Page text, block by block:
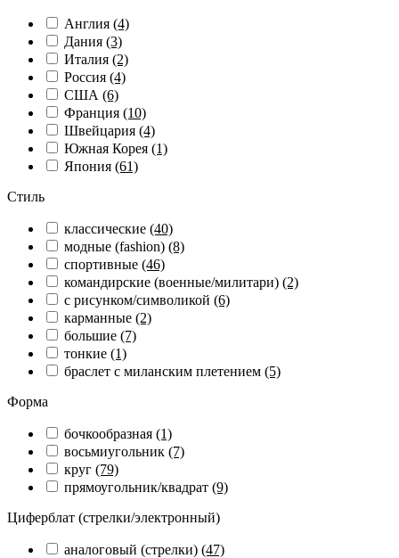
Англия (4)
Дания (3)
Италия (2)
Россия (4)
США (6)
Франция (10)
Швейцария (4)
Южная Корея (1)
Япония (61)
Стиль
классические (40)
модные (fashion) (8)
спортивные (46)
командирские (военные/милитари) (2)
с рисунком/символикой (6)
карманные (2)
большие (7)
тонкие (1)
браслет с миланским плетением (5)
Форма
бочкообразная (1)
восьмиугольник (7)
круг (79)
прямоугольник/квадрат (9)
Циферблат (стрелки/электронный)
аналоговый (стрелки) (47)